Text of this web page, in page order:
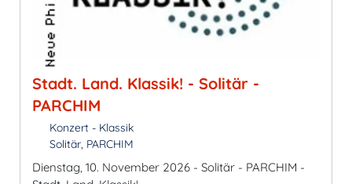
Stadt. Land. Klassik! - Solitär -
PARCHIM
Konzert - Klassik
Solitär, PARCHIM
Dienstag, 10. November 2026 - Solitär - PARCHIM -